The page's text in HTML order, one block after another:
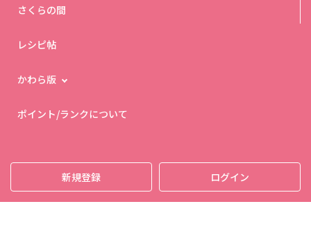
さくらの間
レシピ帖
かわら版
ポイント/ランクについて
新規登録 ログイン